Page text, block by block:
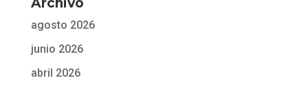
agosto 2026
junio 2026
abril 2026